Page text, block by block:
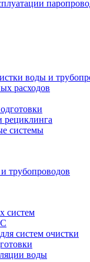
воды и
расходов
рециклинга
системы
трубопроводов
систем
систем очистки
воды